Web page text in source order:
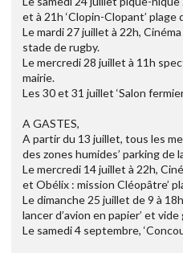
et à 21h ‘Clopin-Clopant’ plage
Le mardi 27 juillet à 22h,
stade de rugby.
Le mercredi 28 juillet à 11h
mairie.
Les 30 et 31 juillet ‘Salon
A GASTES,
A partir du 13 juillet, tous les
des zones humides’ parking de
Le mercredi 14 juillet à 22h,
et Obélix : mission Cléopâtre’
Le dimanche 25 juillet de 9 à
lancer d’avion en papier’ et
Le samedi 4 septembre,